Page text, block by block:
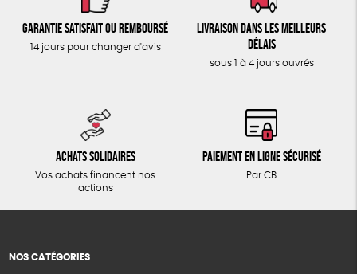
Garantie satisfait ou remboursé
14 jours pour changer d'avis
Livraison dans les meilleurs
délais
sous 1 à 4 jours ouvrés
Achats solidaires
Vos achats financent nos
actions
Paiement en ligne sécurisé
Par CB
NOS CATÉGORIES